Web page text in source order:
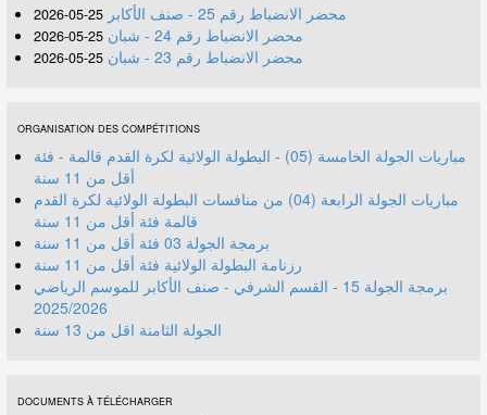
محضر الانضباط رقم 25 - صنف الأكابر 25-05-2026
محضر الانضباط رقم 24 - شبان 25-05-2026
محضر الانضباط رقم 23 - شبان 25-05-2026
ORGANISATION DES COMPÉTITIONS
مباريات الجولة الخامسة (05) - البطولة الولائية لكرة القدم قالمة - فئة
أقل من 11 سنة
مباريات الجولة الرابعة (04) من منافسات البطولة الولائية لكرة القدم
قالمة فئة أقل من 11 سنة
برمجة الجولة 03 فئة أقل من 11 سنة
رزنامة البطولة الولائية فئة أقل من 11 سنة
برمجة الجولة 15 - القسم الشرفي - صنف الأكابر للموسم الرياضي
2025/2026
الجولة الثامنة اقل من 13 سنة
DOCUMENTS À TÉLÉCHARGER